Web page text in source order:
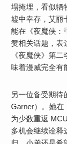
塌掩埋，看似牺
墟中幸存，艾丽
能在《夜魔侠：
赞相关话题，表
《夜魔侠》第
味着漫威完全有
另一位备受期待
Garner）。她在
为少数重返
多机会继续诠释